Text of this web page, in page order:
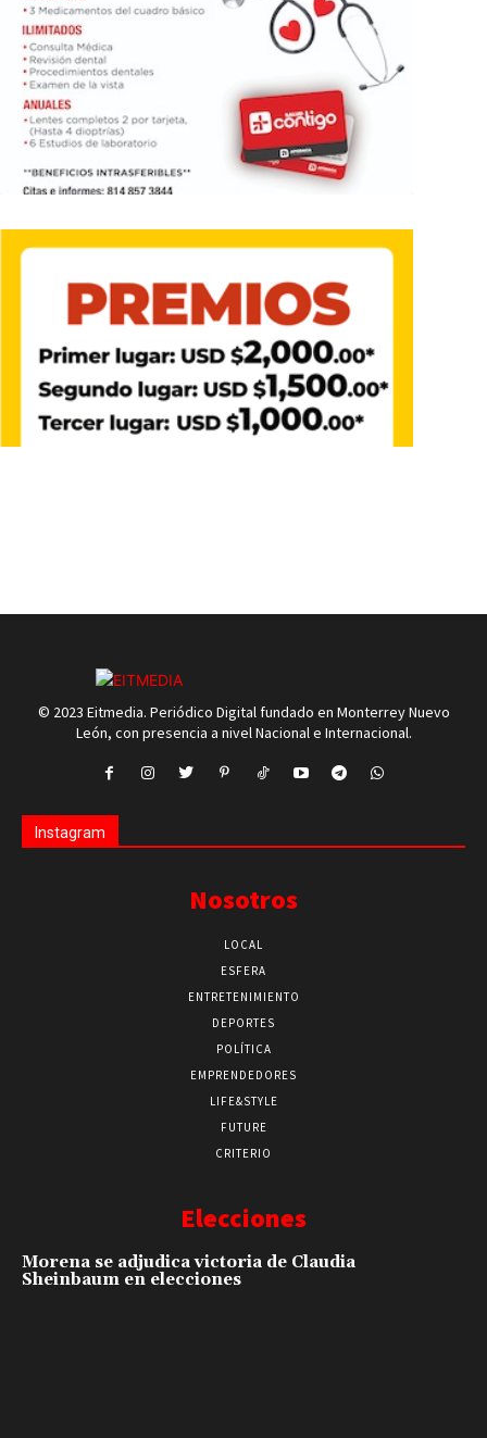
© 2023 Eitmedia. Periódico Digital fundado en Monterrey Nuevo
León, con presencia a nivel Nacional e Internacional.
Instagram
Nosotros
LOCAL
ESFERA
ENTRETENIMIENTO
DEPORTES
POLÍTICA
EMPRENDEDORES
LIFE&STYLE
FUTURE
CRITERIO
Elecciones
Morena se adjudica victoria de Claudia
Sheinbaum en elecciones